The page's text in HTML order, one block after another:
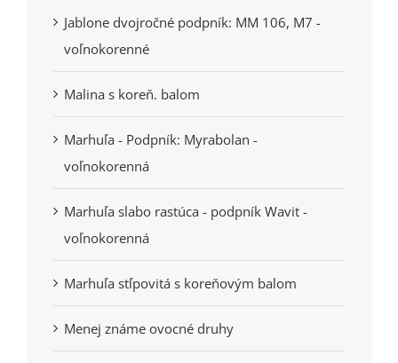
Jablone dvojročné podpník: MM 106, M7 -
voľnokorenné
Malina s koreň. balom
Marhuľa - Podpník: Myrabolan -
voľnokorenná
Marhuľa slabo rastúca - podpník Wavit -
voľnokorenná
Marhuľa stľpovitá s koreňovým balom
Menej známe ovocné druhy